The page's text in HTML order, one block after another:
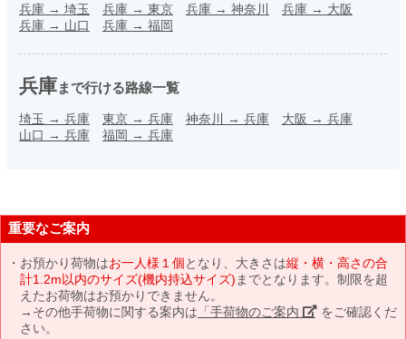
兵庫 → 埼玉 兵庫 → 東京 兵庫 → 神奈川 兵庫 → 大阪
兵庫 → 山口 兵庫 → 福岡
兵庫まで行ける路線一覧
埼玉 → 兵庫 東京 → 兵庫 神奈川 → 兵庫 大阪 → 兵庫
山口 → 兵庫 福岡 → 兵庫
重要なご案内
お預かり荷物はお一人様１個となり、大きさは縦・横・高さの合
計1.2m以内のサイズ(機内持込サイズ) までとなります。制限を超
えたお荷物はお預かりできません。
→その他手荷物に関する案内は 「手荷物のご案内」 をご確認くだ
さい。